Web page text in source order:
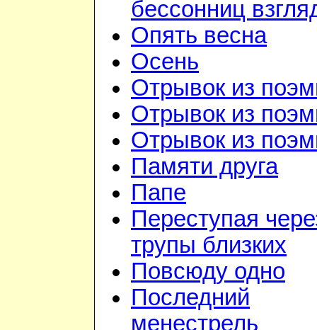
бессонниц
Опять весна
Осень
Отрывок из
Отрывок из
Отрывок из
Памяти друга
Папе
Переступая
трупы близких
Повсюду одно
Последний
менестрель